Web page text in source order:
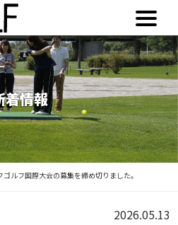
着情報
ルフ国際大会の募集を締め切りました。
2026.05.13